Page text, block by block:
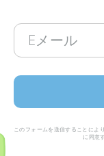
E
ー
ル
このフォームを送信することによ
に同意